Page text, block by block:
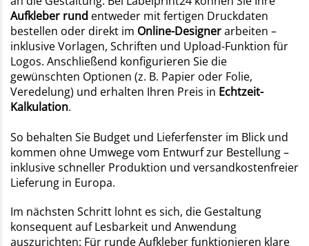
Aufkleber rund entweder mit fertigen Druckdaten
bestellen oder direkt im Online-Designerarbeiten –
inklusive Vorlagen, Schriften und Upload-Funktion für
Logos. Anschließend konfigurieren Sie die
gewünschten Optionen (z. B. Papier oder Folie,
Veredelung) und erhalten Ihren Preis in Echtzeit-
Kalkulation.
So behalten Sie Budget und Lieferfenster im Blick und
kommen ohne Umwege vom Entwurf zur Bestellung –
inklusive schneller Produktion und versandkostenfreier
Lieferung in Europa.
Im nächsten Schritt lohnt es sich, die Gestaltung
konsequent auf Lesbarkeit und Anwendung
auszurichten: Für runde Aufkleber funktionieren klare